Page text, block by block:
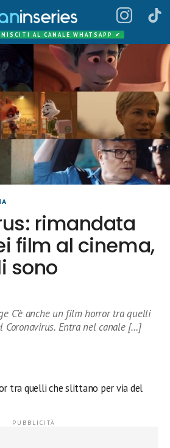
AL CANALE WHATSAPP ✔
rimandata
film al cinema,
sono
C’è anche un film horror tra quelli
Coronavirus. Entra nel canale […]
tra quelli che slittano per via del